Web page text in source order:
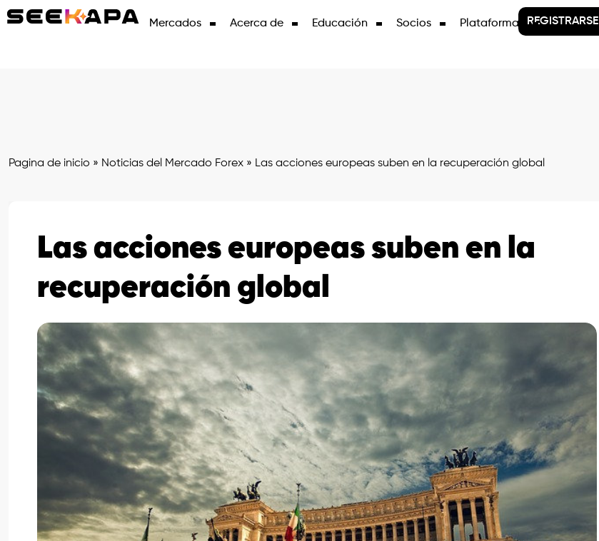
Mercados Acerca de Educación Socios Plataformas REGISTRARSE
Pagina de inicio » Noticias del Mercado Forex » Las acciones europeas suben en la recuperación global
Las acciones europeas suben en la
recuperación global